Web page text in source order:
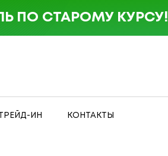
ИН КОНТАКТЫ
ПО СТАРОМУ КУРСУ!